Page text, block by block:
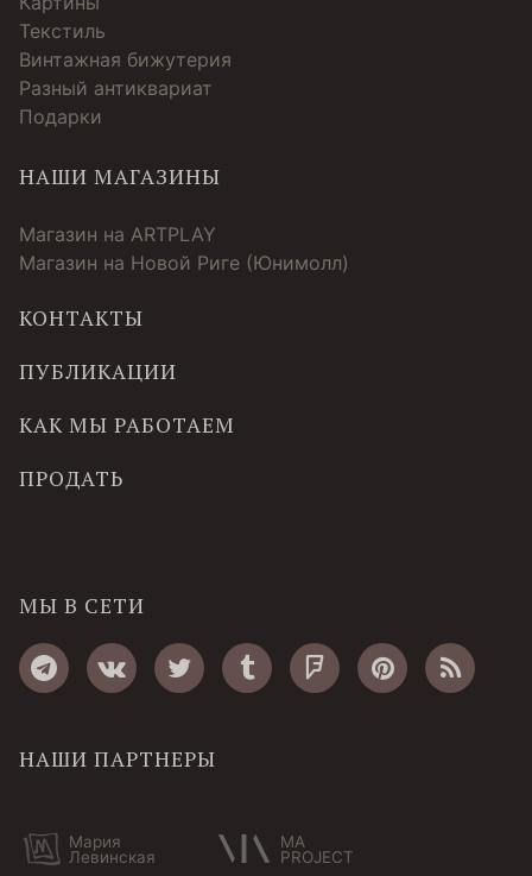
Текстиль
Винтажная бижутерия
Разный антиквариат
Подарки
НАШИ МАГАЗИНЫ
Магазин на ARTPLAY
Магазин на Новой Риге (Юнимолл)
КОНТАКТЫ
ПУБЛИКАЦИИ
КАК МЫ РАБОТАЕМ
ПРОДАТЬ
МЫ В СЕТИ
НАШИ ПАРТНЕРЫ
Мария
Левинская
MA
PROJECT